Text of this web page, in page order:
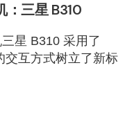
：三星 B310
星 B310 采用了
交互方式树立了新标